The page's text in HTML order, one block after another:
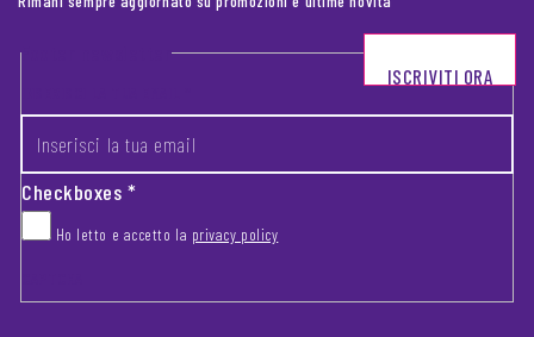
Footer newsletter
Checkboxes*
Ho letto e accetto la privacy policy
ISCRIVITI ORA